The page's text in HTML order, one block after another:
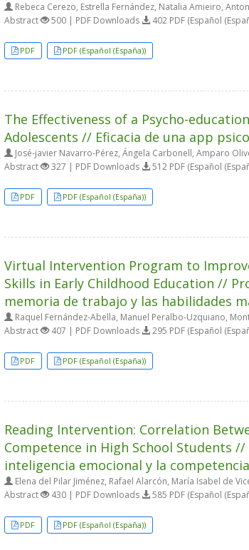
Rebeca Cerezo, Estrella Fernández, Natalia Amieiro,
Abstract
500 | PDF Downloads 402 PDF (Español
PDF PDF (Español (España))
The Effectiveness of a Psycho-
Adolescents // Eficacia de una app
José-javier Navarro-Pérez, Ángela Carbonell, Amparo
Abstract
327 | PDF Downloads 512 PDF (Español
PDF PDF (Español (España))
Virtual Intervention Program to
Skills in Early Childhood Education //
memoria de trabajo y las habilidades
Raquel Fernández-Abella, Manuel Peralbo-Uzquiano,
Abstract
407 | PDF Downloads 295 PDF (Español
PDF PDF (Español (España))
Reading Intervention: Correlation
Competence in High School Students
inteligencia emocional y la
Elena del Pilar Jiménez, Rafael Alarcón, María Isabel de
Abstract
430 | PDF Downloads 585 PDF (Español
PDF PDF (Español (España))